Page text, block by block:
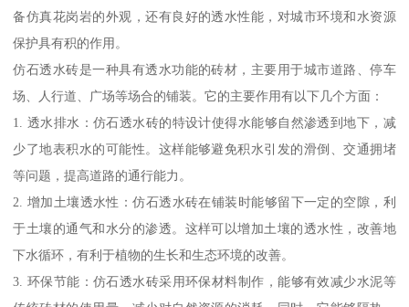
备仿真花岗岩的外观，还有良好的透水性能，对城市环境和水资源
保护具有积的作用。
仿石透水砖是一种具有透水功能的砖材，主要用于城市道路、停车
场、人行道、广场等场合的铺装。它的主要作用有以下几个方面：
1. 透水排水：仿石透水砖的特设计使得水能够自然渗透到地下，减
少了地表积水的可能性。这样能够避免积水引发的滑倒、交通拥堵
等问题，提高道路的通行能力。
2. 增加土壤透水性：仿石透水砖在铺装时能够留下一定的空隙，利
于土壤的通气和水分的渗透。这样可以增加土壤的透水性，改善地
下水循环，有利于植物的生长和生态环境的改善。
3. 环保节能：仿石透水砖采用环保材料制作，能够有效减少水泥等